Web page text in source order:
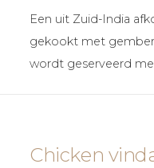
Een uit Zuid-India
gekookt met
wordt geserveerd
Chicken